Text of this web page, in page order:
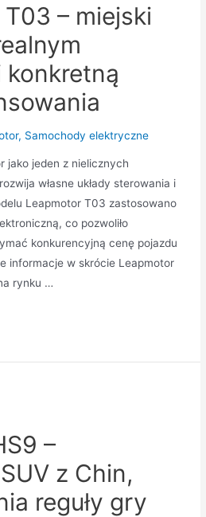
– miejski
konkretną
, Samochody elektryczne
jako jeden z nielicznych
własne układy sterowania i
Leapmotor T03 zastosowano
co pozwoliło
konkurencyjną cenę pojazdu
informacje w skrócie Leapmotor
rynku …
–
z Chin,
reguły gry